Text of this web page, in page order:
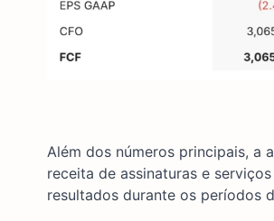
Além dos números principais, a
receita de assinaturas e
resultados durante os períodos